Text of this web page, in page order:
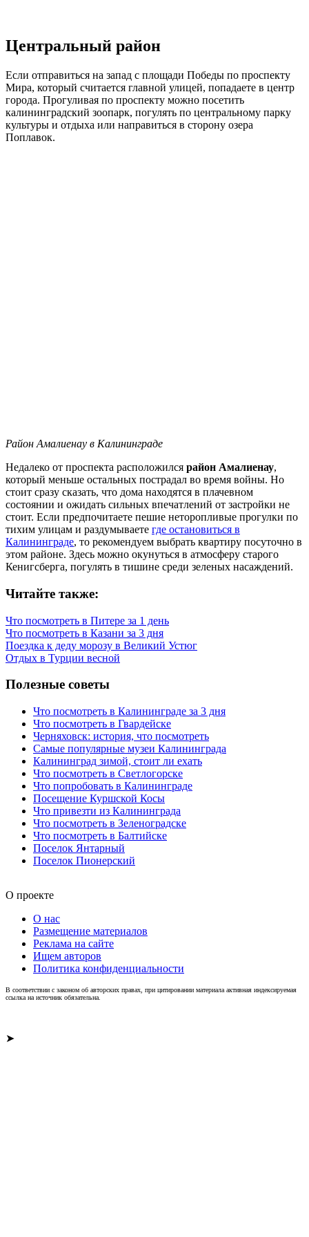
Центральный район
Если отправиться на запад с площади Победы по проспекту
Мира, который считается главной улицей, попадаете в центр
города. Прогуливая по проспекту можно посетить
калининградский зоопарк, погулять по центральному парку
культуры и отдыха или направиться в сторону озера
Поплавок.
Район Амалиенау в Калининграде
Недалеко от проспекта расположился район Амалиенау,
который меньше остальных пострадал во время войны. Но
стоит сразу сказать, что дома находятся в плачевном
состоянии и ожидать сильных впечатлений от застройки не
стоит. Если предпочитаете пешие неторопливые прогулки по
тихим улицам и раздумываете где остановиться в
Калининграде, то рекомендуем выбрать квартиру посуточно в
этом районе. Здесь можно окунуться в атмосферу старого
Кенигсберга, погулять в тишине среди зеленых насаждений.
Читайте также:
Что посмотреть в Питере за 1 день
Что посмотреть в Казани за 3 дня
Поездка к деду морозу в Великий Устюг
Отдых в Турции весной
Полезные советы
Что посмотреть в Калининграде за 3 дня
Что посмотреть в Гвардейске
Черняховск: история, что посмотреть
Самые популярные музеи Калининграда
Калининград зимой, стоит ли ехать
Что посмотреть в Светлогорске
Что попробовать в Калининграде
Посещение Куршской Косы
Что привезти из Калининграда
Что посмотреть в Зеленоградске
Что посмотреть в Балтийске
Поселок Янтарный
Поселок Пионерский
О проекте
О нас
Размещение материалов
Реклама на сайте
Ищем авторов
Политика конфиденциальности
В соответствии с законом об авторских правах, при цитировании материала активная индексируемая
ссылка на источник обязательна.
➤